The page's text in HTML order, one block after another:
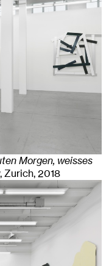
Morgen, weisses
,Zurich, 2018